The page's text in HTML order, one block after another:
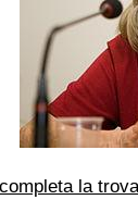
la